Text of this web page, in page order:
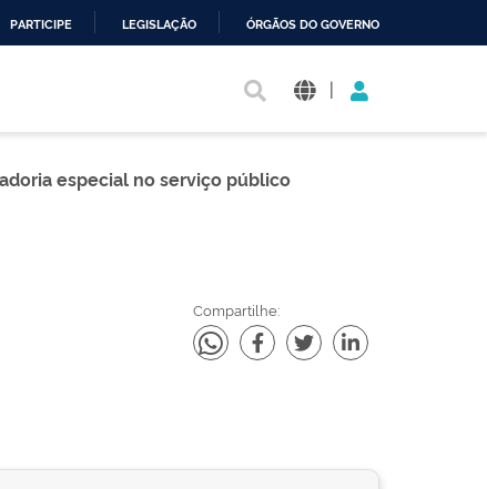
PARTICIPE LEGISLAÇÃO ÓRGÃOS DO GOVERNO
|
especial no serviço público
Compartilhe: